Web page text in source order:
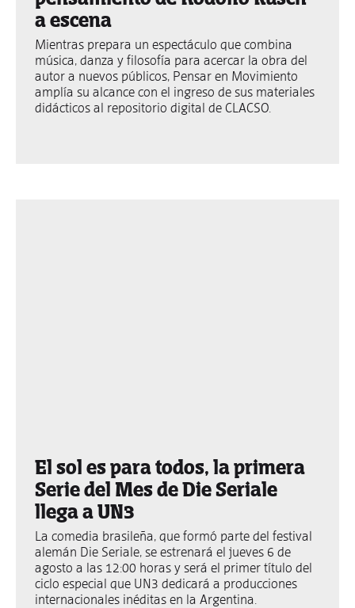
a escena
Mientras prepara un espectáculo que combina
música, danza y filosofía para acercar la obra del
autor a nuevos públicos, Pensar en Movimiento
amplía su alcance con el ingreso de sus materiales
didácticos al repositorio digital de CLACSO.
El sol es para todos, la primera
Serie del Mes de Die Seriale
llega a UN3
La comedia brasileña, que formó parte del festival
alemán Die Seriale, se estrenará el jueves 6 de
agosto a las 12:00 horas y será el primer título del
ciclo especial que UN3 dedicará a producciones
internacionales inéditas en la Argentina.